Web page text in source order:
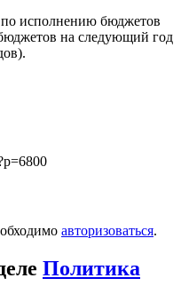
исполнению бюджетов
на следующий год
авторизоваться.
Политика